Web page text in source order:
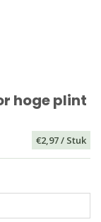
hoge plint
€2,97/ Stuk